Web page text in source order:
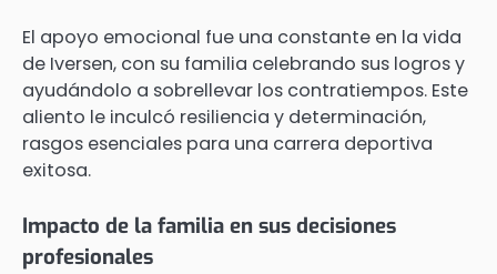
El apoyo emocional fue una constante en la vida
de Iversen, con su familia celebrando sus logros y
ayudándolo a sobrellevar los contratiempos. Este
aliento le inculcó resiliencia y determinación,
rasgos esenciales para una carrera deportiva
exitosa.
Impacto de la familia en sus decisiones
profesionales